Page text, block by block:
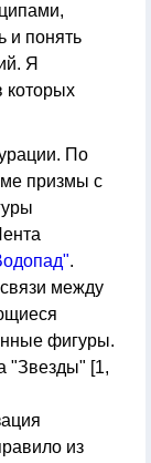
и понять
Я
которых
По
призмы с
.
между
фигуры.
"Звезды" [1,
из